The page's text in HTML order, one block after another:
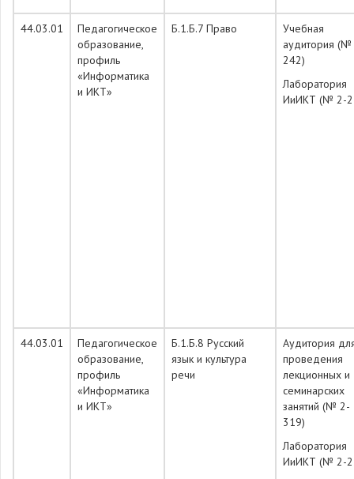
44.03.01
Педагогическое
образование,
профиль
«Информатика
и ИКТ»
Б.1.Б.7 Право
Учебная
аудитория
242)
Лаборатория
ИиИКТ (№ 2-
44.03.01
Педагогическое
образование,
профиль
«Информатика
и ИКТ»
Б.1.Б.8 Русский
язык и культура
речи
Аудитория
проведения
лекционных и
семинарских
занятий (№ 2-
319)
Лаборатория
ИиИКТ (№ 2-